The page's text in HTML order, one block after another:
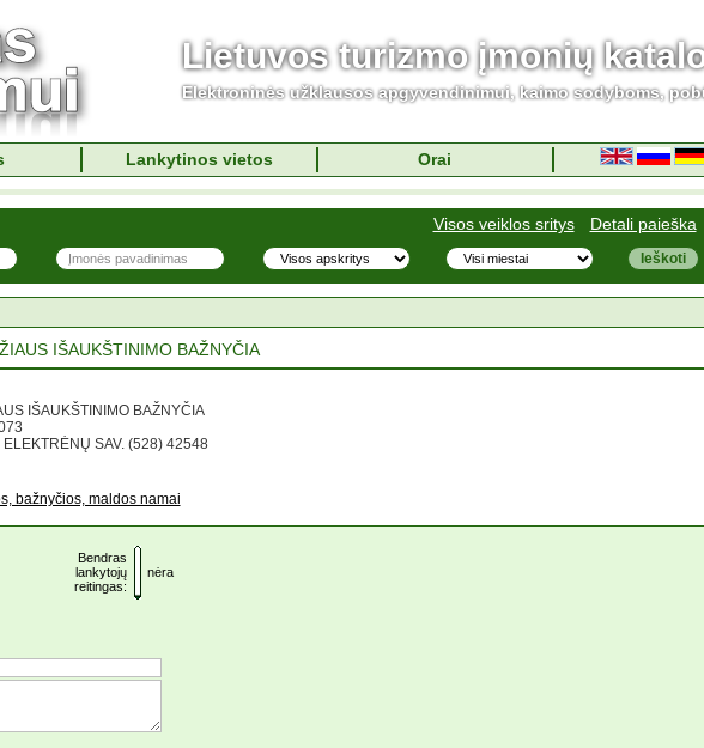
Lietuvos turizmo įmonių
Elektroninės užklausos apgyvendinimui, kaimo sodyboms,
Lankytinos vietos Orai
Visos veiklos sritys Detali paieška
IŠAUKŠTINIMO BAŽNYČIA
IŠAUKŠTINIMO BAŽNYČIA
ELEKTRĖNŲ SAV. (528) 42548
bažnyčios, maldos namai
Bendras
lankytojų
reitingas:
nėra